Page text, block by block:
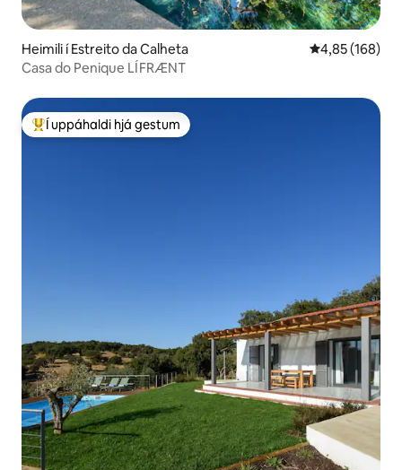
Heimili í Estreito da Calheta 4,85 af 5 í
4,85 (168)
Casa do Penique LÍFRÆNT
Í mestu uppáhaldi hjá gestum
Í uppáhaldi hjá gestum